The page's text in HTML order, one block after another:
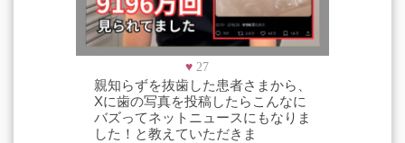
♥ 27
親知らずを抜歯した患者さまから、
Xに歯の写真を投稿したらこんなに
バズってネットニュースにもなりま
した！と教えていただきま